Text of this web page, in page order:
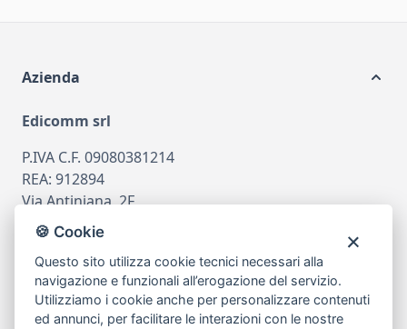
Azienda
Edicomm srl
P.IVA C.F. 09080381214
REA: 912894
Via Antiniana, 2F
80078 Pozzuoli
tel081.7515380
emailinfo@edicomm.it
🍪 Cookie
Questo sito utilizza cookie tecnici necessari alla
navigazione e funzionali all’erogazione del servizio.
Utilizziamo i cookie anche per personalizzare contenuti
ed annunci, per facilitare le interazioni con le nostre